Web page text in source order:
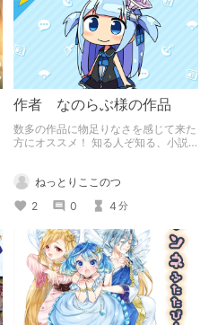
作者 なのらぶ様の作品
数多の作品に物足りなさを感じて来た
方にオススメ！ 知る人ぞ知る、小説
ねっとりここのつ
2
0 4 分